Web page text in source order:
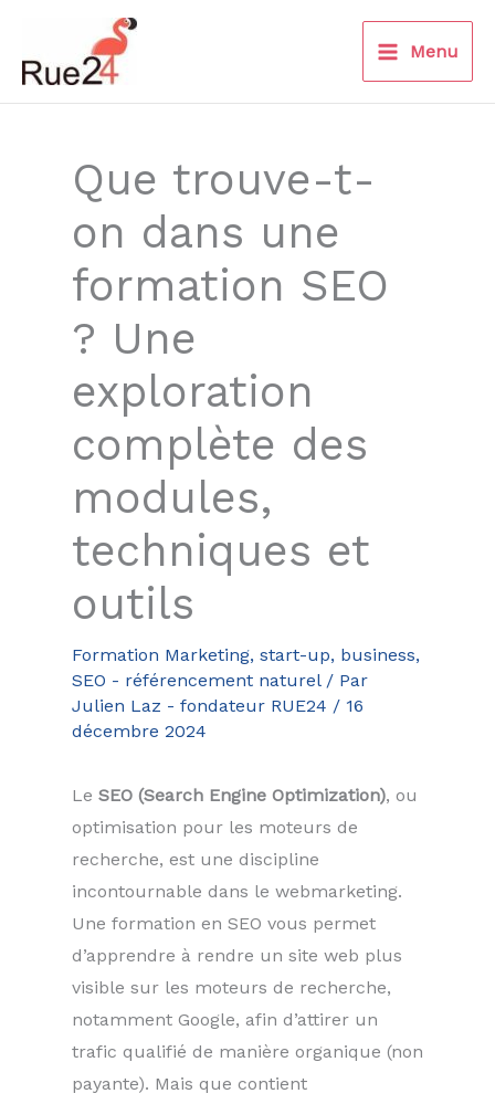
contenu
Menu
Que trouve-t-
on dans une
formation SEO
? Une
exploration
complète des
modules,
techniques et
outils
Formation Marketing, start-up, business,
SEO - référencement naturel/ Par
Julien Laz - fondateur RUE24 / 16
décembre 2024
Le SEO (Search Engine Optimization), ou
optimisation pour les moteurs de
recherche, est une discipline
incontournable dans le webmarketing.
Une formation en SEO vous permet
d’apprendre à rendre un site web plus
visible sur les moteurs de recherche,
notamment Google, afin d’attirer un
trafic qualifié de manière organique (non
payante). Mais que contient